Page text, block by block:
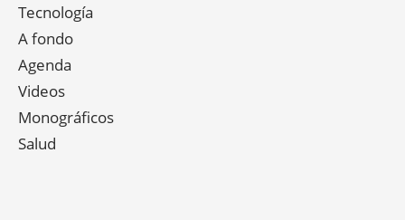
Tecnología
A fondo
Agenda
Videos
Monográficos
Salud